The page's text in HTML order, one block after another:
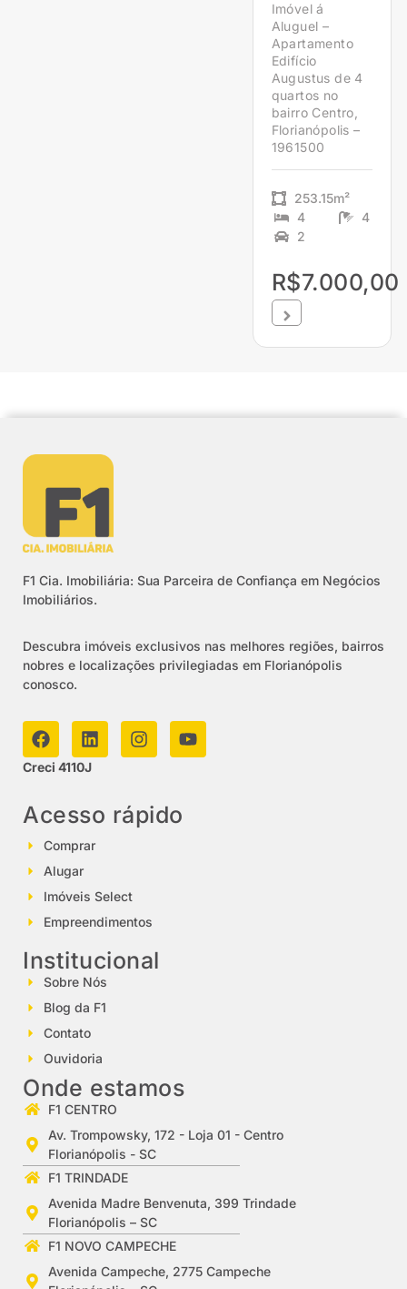
Imóvel á
Aluguel –
Apartamento
Edifício
Augustus de 4
quartos no
bairro Centro,
Florianópolis –
1961500
253.15m²
4
4
2
R$7.000,00
F1 Cia. Imobiliária: Sua Parceira de Confiança em Negócios
Imobiliários.
Descubra imóveis exclusivos nas melhores regiões, bairros
nobres e localizações privilegiadas em Florianópolis
conosco.
Creci 4110J
Acesso rápido
Comprar
Alugar
Imóveis Select
Empreendimentos
Institucional
Sobre Nós
Blog da F1
Contato
Ouvidoria
Onde estamos
F1 CENTRO
Av. Trompowsky, 172 - Loja 01 - Centro
Florianópolis - SC
F1 TRINDADE
Avenida Madre Benvenuta, 399 Trindade
Florianópolis – SC
F1 NOVO CAMPECHE
Avenida Campeche, 2775 Campeche